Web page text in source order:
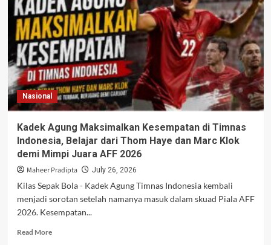
Lawan
Tampines,
Persib
Pilih
Utamakan
Adaptasi
dan
Kebugaran
Nasional
Kadek Agung Maksimalkan Kesempatan di Timnas
Indonesia, Belajar dari Thom Haye dan Marc Klok
demi Mimpi Juara AFF 2026
Maheer Pradipta July 26, 2026
Kilas Sepak Bola - Kadek Agung Timnas Indonesia kembali
menjadi sorotan setelah namanya masuk dalam skuad Piala AFF
2026. Kesempatan...
Read MoreRead